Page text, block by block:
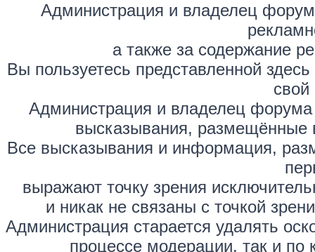
Администрация и владелец
а также за содержание
Вы пользуетесь представленной
свой
Администрация и владелец форума
высказывания, размещённые
Все высказывания и информация,
выражают точку зрения
и никак не связаны с точкой
Администрация старается удалять
процессе модерации, так и по